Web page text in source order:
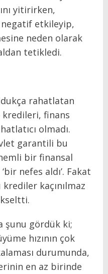
yitirirken,
negatif etkileyip,
neden olarak
tetikledi.
rahatlatan
kredileri, finans
olmadı.
garantili bu
bir finansal
nefes aldı’. Fakat
kaçınılmaz
şunu gördük ki;
hızının çok
durumunda,
en az birinde